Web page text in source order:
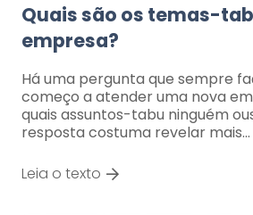
Quais são os temas-
empresa?
Há uma pergunta que sempre
começo a atender uma nova
quais assuntos-tabu ninguém
resposta costuma revelar mais…
Leia o texto